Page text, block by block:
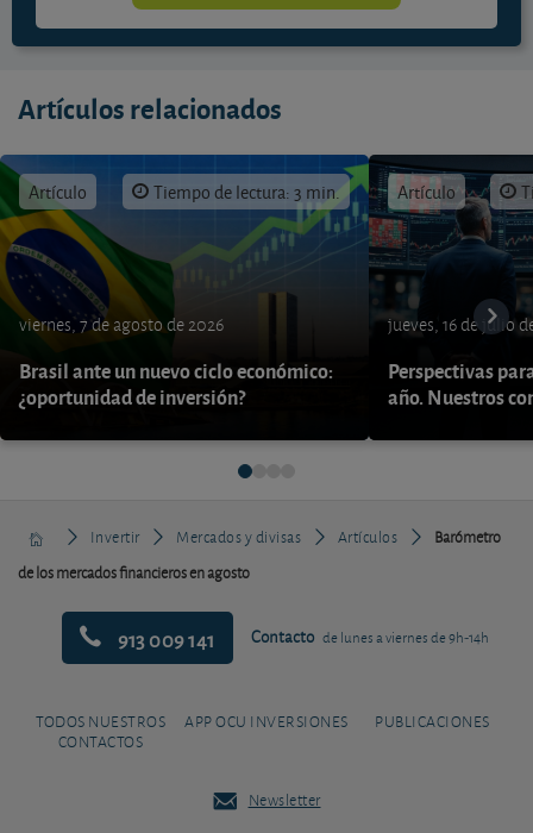
Artículos relacionados
Artículo Tiempo de lectura: 3 min.
viernes, 7 de agosto de 2026
Brasil ante un nuevo ciclo económico:
¿oportunidad de inversión?
Artículo
jueves, 16 de julio
Perspectivas
año. Nuestros
Invertir Mercados y divisas Artículos
Barómetro
de los mercados financieros en agosto
913 009 141 Contacto de lunes a viernes de 9h-14h
TODOS NUESTROS
CONTACTOS
APP OCU INVERSIONES PUBLICACIONES
Newsletter